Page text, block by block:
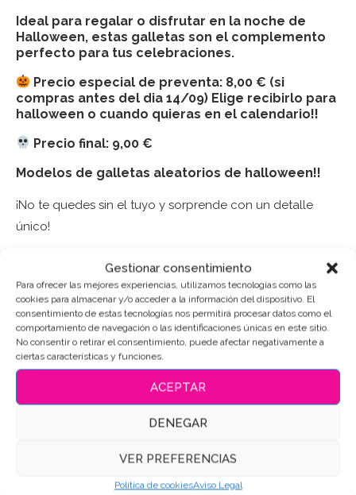
Gestionar consentimiento
Para ofrecer las mejores experiencias, utilizamos tecnologías como las
cookies para almacenar y/o acceder a la información del dispositivo. El
consentimiento de estas tecnologías nos permitirá procesar datos como el
comportamiento de navegación o las identificaciones únicas en este sitio.
No consentir o retirar el consentimiento, puede afectar negativamente a
ciertas características y funciones.
ACEPTAR
DENEGAR
VER PREFERENCIAS
Política de cookiesAviso Legal
Ideal para regalar o disfrutar en la noche de
Halloween, estas galletas son el complemento
perfecto para tus celebraciones.
Precio especial de preventa: 8,00 € (si
compras antes del dia 14/09) Elige recibirlo para
halloween o cuando quieras en el calendario!!
Precio final: 9,00 €
Modelos de galletas aleatorios de halloween!!
¡No te quedes sin el tuyo y sorprende con un detalle
único!
Puedes consultar los ingredientesaquí.
AÑADIR AL CARRITO
Sets de galletas
#OfertaHalloween